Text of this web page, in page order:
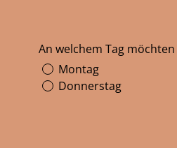
An welchem Tag
Montag
Donnerstag